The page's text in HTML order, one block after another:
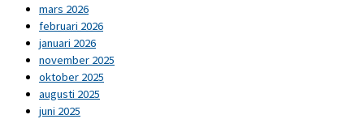
mars 2026
februari 2026
januari 2026
november 2025
oktober 2025
augusti 2025
juni 2025